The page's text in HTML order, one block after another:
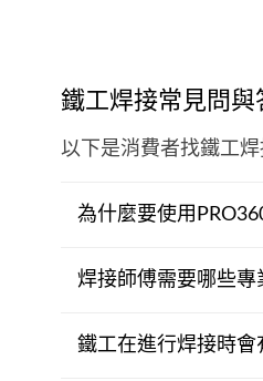
鐵工焊接常見問與
以下是消費者找鐵工
為什麼要使用
焊接師傅需要哪些專
鐵工在進行焊接時會